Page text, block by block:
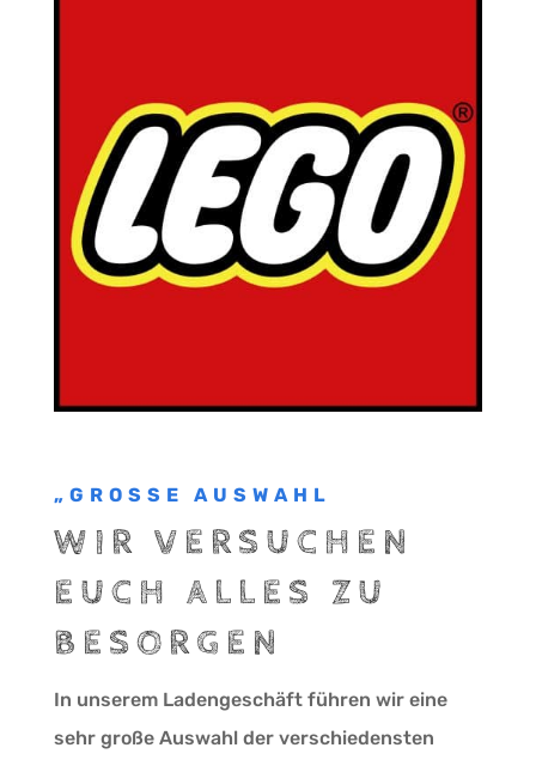
„GROSSE AUSWAHL
WIR VERSUCHEN
EUCH ALLES ZU
BESORGEN
In unserem Ladengeschäft führen wir eine
sehr große Auswahl der verschiedensten